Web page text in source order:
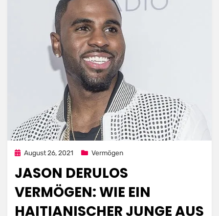
Posted
August 26, 2021 Vermögen
JASON DERULOS
VERMÖGEN: WIE EIN
HAITIANISCHER JUNGE AUS